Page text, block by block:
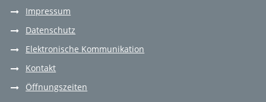
Impressum
Datenschutz
Elektronische Kommunikation
Kontakt
Öffnungszeiten